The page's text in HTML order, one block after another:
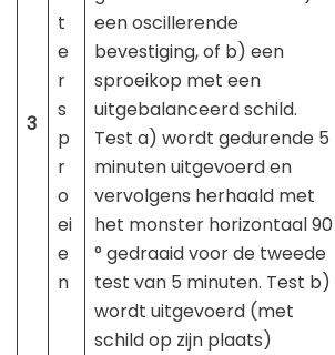
3
t
e
r
s
p
r
o
ei
e
n
een oscillerende
bevestiging, of b) een
sproeikop met een
uitgebalanceerd schild.
Test a) wordt gedurende 5
minuten uitgevoerd en
vervolgens herhaald met
het monster horizontaal 90
° gedraaid voor de tweede
test van 5 minuten. Test b)
wordt uitgevoerd (met
schild op zijn plaats)